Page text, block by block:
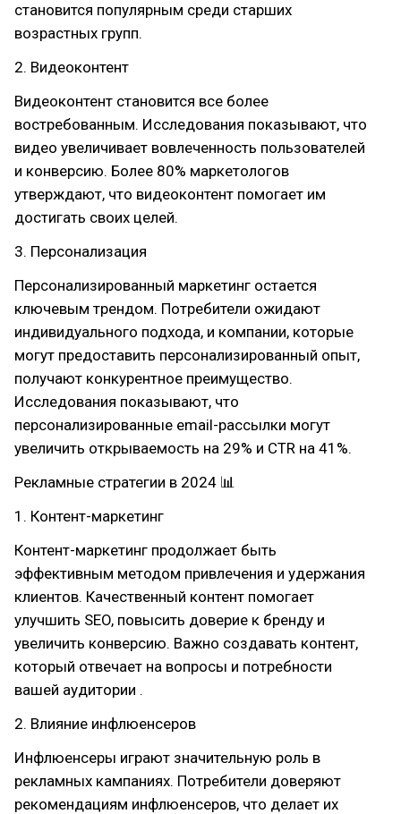
становится популярным среди старших
возрастных групп.
2. Видеоконтент
Видеоконтент становится все более
востребованным. Исследования показывают, что
видео увеличивает вовлеченность пользователей
и конверсию. Более 80% маркетологов
утверждают, что видеоконтент помогает им
достигать своих целей.
3. Персонализация
Персонализированный маркетинг остается
ключевым трендом. Потребители ожидают
индивидуального подхода, и компании, которые
могут предоставить персонализированный опыт,
получают конкурентное преимущество.
Исследования показывают, что
персонализированные email-рассылки могут
увеличить открываемость на 29% и CTR на 41%.
Рекламные стратегии в 2024 📊
1. Контент-маркетинг
Контент-маркетинг продолжает быть
эффективным методом привлечения и удержания
клиентов. Качественный контент помогает
улучшить SEO, повысить доверие к бренду и
увеличить конверсию. Важно создавать контент,
который отвечает на вопросы и потребности
вашей аудитории .
2. Влияние инфлюенсеров
Инфлюенсеры играют значительную роль в
рекламных кампаниях. Потребители доверяют
рекомендациям инфлюенсеров, что делает их